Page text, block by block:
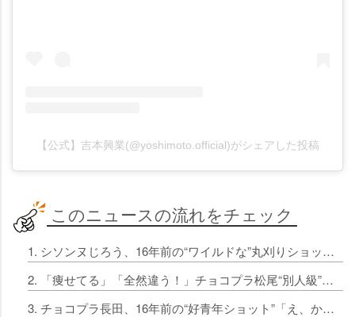
【公式】吉本興業(@yoshimoto.official)がシェアした投稿
このニュースの流れをチェック
1. シソンヌじろう、16年前の“ワイルドな”丸刈りショット ファンから反響続々「最高」「すでにボーダー」
2. 「痩せてる」「全然違う！」チョコプラ松尾“別人級”若かりし頃の写真公開
3. チョコプラ長田、16年前の“好青年ショット”「え、かっこよ」「シュッとしててめっちゃ硬派」